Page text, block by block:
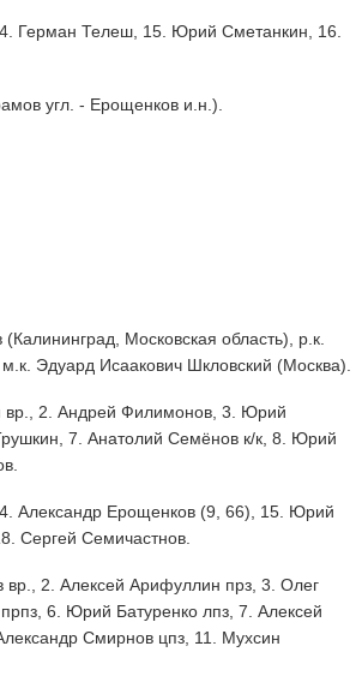
Герман Телеш, 15. Юрий Сметанкин, 16.
угл. - Ерощенков и.н.).
Московская область), р.к.
Эдуард Исаакович Шкловский (Москва).
вр., 2. Андрей Филимонов, 3. Юрий
7. Анатолий Семёнов к/к, 8. Юрий
Александр Ерощенков (9, 66), 15. Юрий
Сергей Семичастнов.
2. Алексей Арифуллин прз, 3. Олег
6. Юрий Батуренко лпз, 7. Алексей
Смирнов цпз, 11. Мухсин